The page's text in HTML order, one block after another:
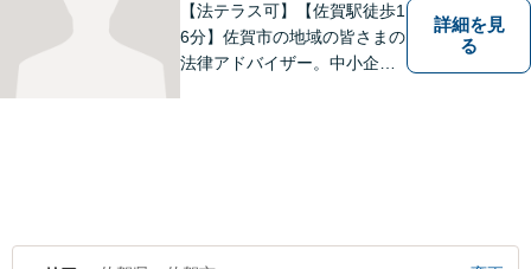
【法テラス可】【佐賀駅徒歩1
6分】佐賀市の地域の皆さまの
法律アドバイザー。中小企業
詳細を見
る